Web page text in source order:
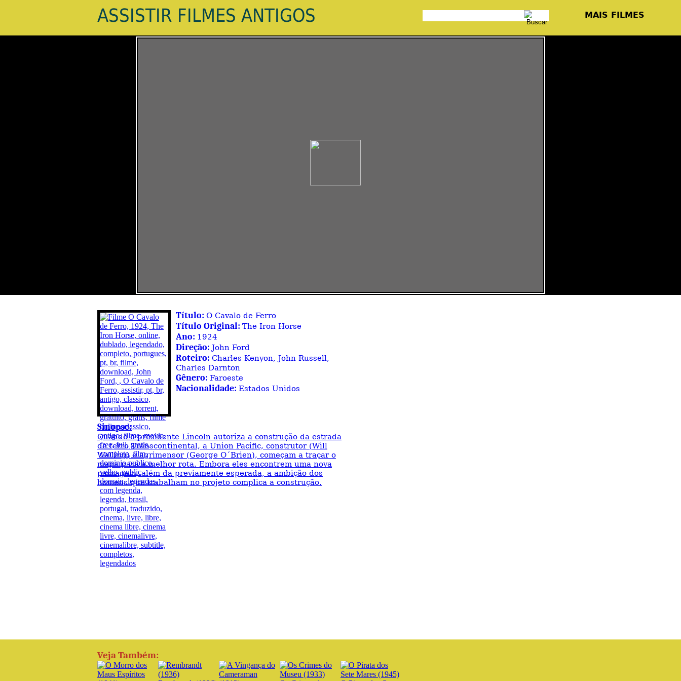
ASSISTIR FILMES ANTIGOS MAIS FILMES
Título: O Cavalo de Ferro
Título Original: The Iron Horse
Ano: 1924
Direção: John Ford
Roteiro: Charles Kenyon, John Russell,
Charles Darnton
Gênero: Faroeste
Nacionalidade: Estados Unidos
Sinopse:
Quando o presidente Lincoln autoriza a construção da estrada
de ferro Transcontinental, a Union Pacific, construtor (Will
Walling) e agrimensor (George O´Brien), começam a traçar o
mapa para a melhor rota. Embora eles encontrem uma nova
passagem, além da previamente esperada, a ambição dos
homens que trabalham no projeto complica a construção.
Veja Também: